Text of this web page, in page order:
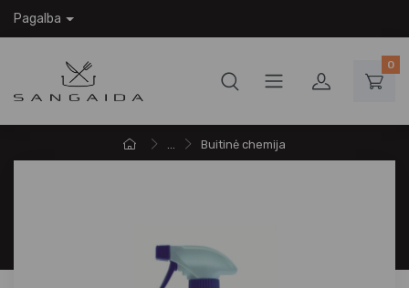
Pagalba
0
... Buitinė chemija